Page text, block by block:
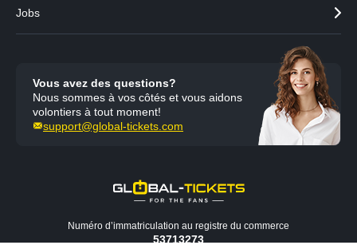
Jobs
Vous avez des questions?
Nous sommes à vos côtés et vous aidons
volontiers à tout moment!
support@global-tickets.com
Numéro d’immatriculation au registre du commerce
53713273